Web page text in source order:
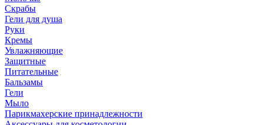
Скрабы
Гели для душа
Руки
Кремы
Увлажняющие
Защитные
Питательные
Бальзамы
Гели
Мыло
Парикмахерские принадлежности